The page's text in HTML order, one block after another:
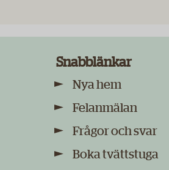
Snabblänkar
Nya hem
Felanmälan
Frågor och svar
Boka tvättstuga